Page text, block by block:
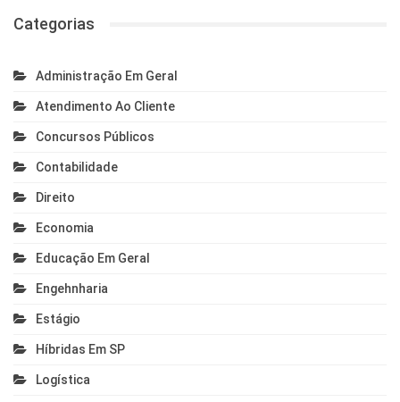
Categorias
Administração Em Geral
Atendimento Ao Cliente
Concursos Públicos
Contabilidade
Direito
Economia
Educação Em Geral
Engehnharia
Estágio
Híbridas Em SP
Logística